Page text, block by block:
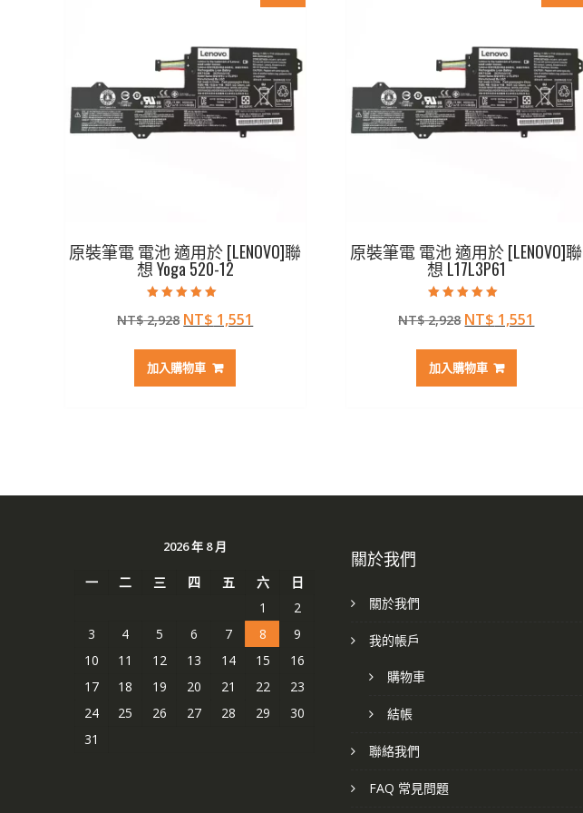
原裝筆電 電池 適用於 [LENOVO]聯
想 Yoga 520-12
5.00
滿分 5
NT$2,928 原
價
格：
NT$ 1,551
加入購物車
原裝筆電 電池 適用於 [LENOVO]聯
想 L17L3P61
5.00
滿分 5
NT$2,928 原
價
格：
NT$ 1,551
加入購物車
2026 年 8 月
一 二 三 四 五 六
日
1
2
3
4 5 6 7 8
9
10
11 12 13 14 15
16
17
18 19 20 21 22
23
24
25 26 27 28 29
30
31
關於我們
關於我們
我的帳戶
購物車
結帳
聯絡我們
FAQ 常見問題